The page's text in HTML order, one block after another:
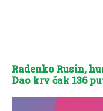
Radenko Rusin,
Dao krv čak 136